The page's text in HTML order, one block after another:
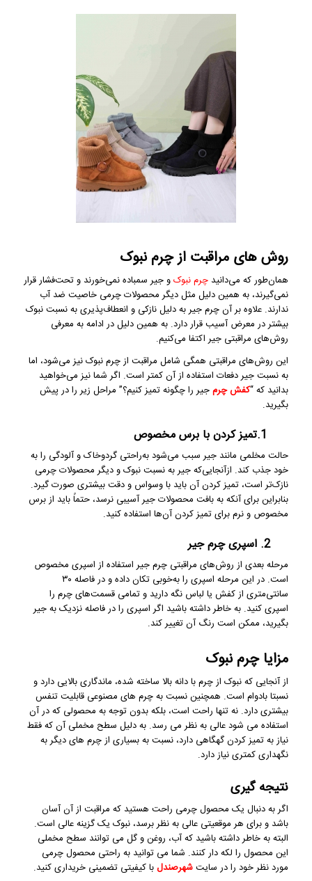
روش های مراقبت از چرم نبوک
همان‌طور که می‌دانید چرم نبوکو جیر سمباده نمی‌خورند و تحت‌فشار قرار
نمی‌گیرند، به همین دلیل مثل دیگر محصولات چرمی خاصیت ضد آب
ندارند. علاوه بر آن چرم جیر به دلیل نازکی و انعطاف‌پذیری به نسبت نبوک
بیشتر در معرض آسیب قرار دارد. به همین دلیل در ادامه به معرفی
روش‌های مراقبتی جیر اکتفا می‌کنیم.
این روش‌های مراقبتی همگی شامل مراقبت از چرم نبوک نیز می‌شود، اما
به نسبت جیر دفعات استفاده از آن کمتر است. اگر شما نیز می‌خواهید
بدانید که “کفش چرم جیر را چگونه تمیز کنیم؟” مراحل زیر را در پیش
بگیرید.
حالت مخلمی مانند جیر سبب می‌شود به‌راحتی گردوخاک و آلودگی را به
خود جذب کند. ازآنجایی‌که جیر به نسبت نبوک و دیگر محصولات چرمی
نازک‌تر است، تمیز کردن آن باید با وسواس و دقت بیشتری صورت گیرد.
بنابراین برای آنکه به بافت محصولات جیر آسیبی نرسد، حتماً باید از برس
مخصوص و نرم برای تمیز کردن آن‌ها استفاده کنید.
مرحله بعدی از روش‌های مراقبتی چرم جیر استفاده از اسپری مخصوص
است. در این مرحله اسپری را به‌خوبی تکان داده و در فاصله ۳۰
سانتی‌متری از کفش یا لباس نگه دارید و تمامی قسمت‌های چرم را
اسپری کنید. به خاطر داشته باشید اگر اسپری را در فاصله نزدیک به جیر
بگیرید، ممکن است رنگ آن تغییر کند.
مزایا چرم نبوک
از آنجایی که نبوک از چرم با دانه بالا ساخته شده، ماندگاری بالایی دارد و
نسبتا بادوام است. همچنین نسبت به چرم های مصنوعی قابلیت تنفس
بیشتری دارد. نه تنها راحت است، بلکه بدون توجه به محصولی که در آن
استفاده می شود عالی به نظر می رسد. به دلیل سطح مخملی آن که فقط
نیاز به تمیز کردن گهگاهی دارد، نسبت به بسیاری از چرم های دیگر به
نگهداری کمتری نیاز دارد.
نتیجه گیری
اگر به دنبال یک محصول چرمی راحت هستید که مراقبت از آن آسان
باشد و برای هر موقعیتی عالی به نظر برسد، نبوک یک گزینه عالی است.
البته به خاطر داشته باشید که آب، روغن و گل می توانند سطح مخملی
این محصول را لکه دار کنند. شما می توانید به راحتی محصول چرمی
مورد نظر خود را در سایتشهرصندلبا کیفیتی تضمینی خریداری کنید.